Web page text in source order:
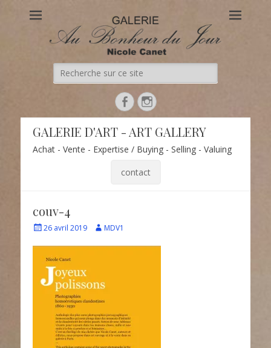
Au Bonheur du Jour
Le site officiel de la Galerie d'Art Au Bonheur du Jour – Nicole
Canet à Paris
Recherche
de:
FacebookInstagram
GALERIE D'ART - ART GALLERY
Achat - Vente - Expertise / Buying - Selling - Valuing
contact
couv-4
Écrit26 avril 2019 Auteur
MDV1